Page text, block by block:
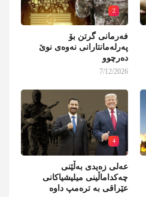
2
فەرمانی گرتن بۆ
پەرلەمانتارانی نەوەی نوێ
دەرچوو
7/12/2026
4
عەلی زەیدی بەڵێنی
چەکداماڵینی میلیشیاکانی
عێراقی بە ترەمپ داوە